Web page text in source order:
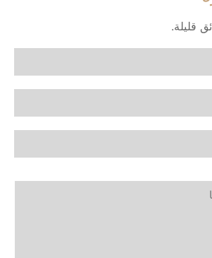
قليلة.